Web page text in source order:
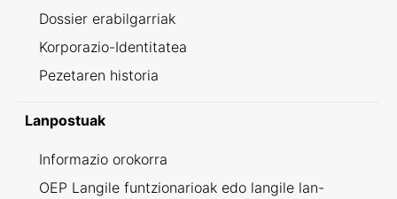
Dossier erabilgarriak
Korporazio-Identitatea
Pezetaren historia
Lanpostuak
Informazio orokorra
OEP Langile funtzionarioak edo langile lan-